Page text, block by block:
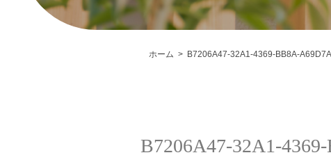
ホーム B7206A47-32A1-4369-BB8A-
B7206A47-32A1-